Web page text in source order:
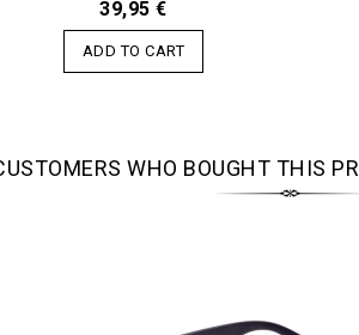
39,95 €
ADD TO CART
WHO BOUGHT THIS